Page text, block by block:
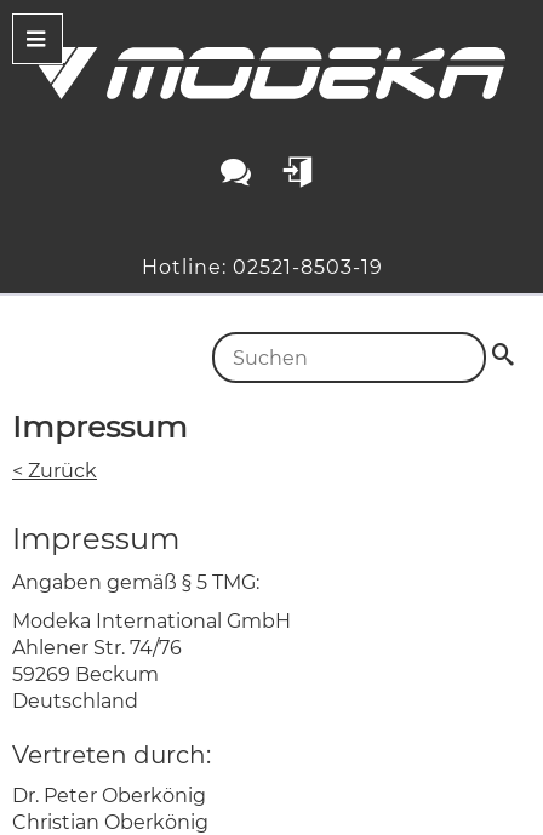
Hotline: 02521-8503-19
Impressum
< Zurück
Impressum
Angaben gemäß § 5 TMG:
Modeka International GmbH
Ahlener Str. 74/76
59269 Beckum
Deutschland
Vertreten durch:
Dr. Peter Oberkönig
Christian Oberkönig